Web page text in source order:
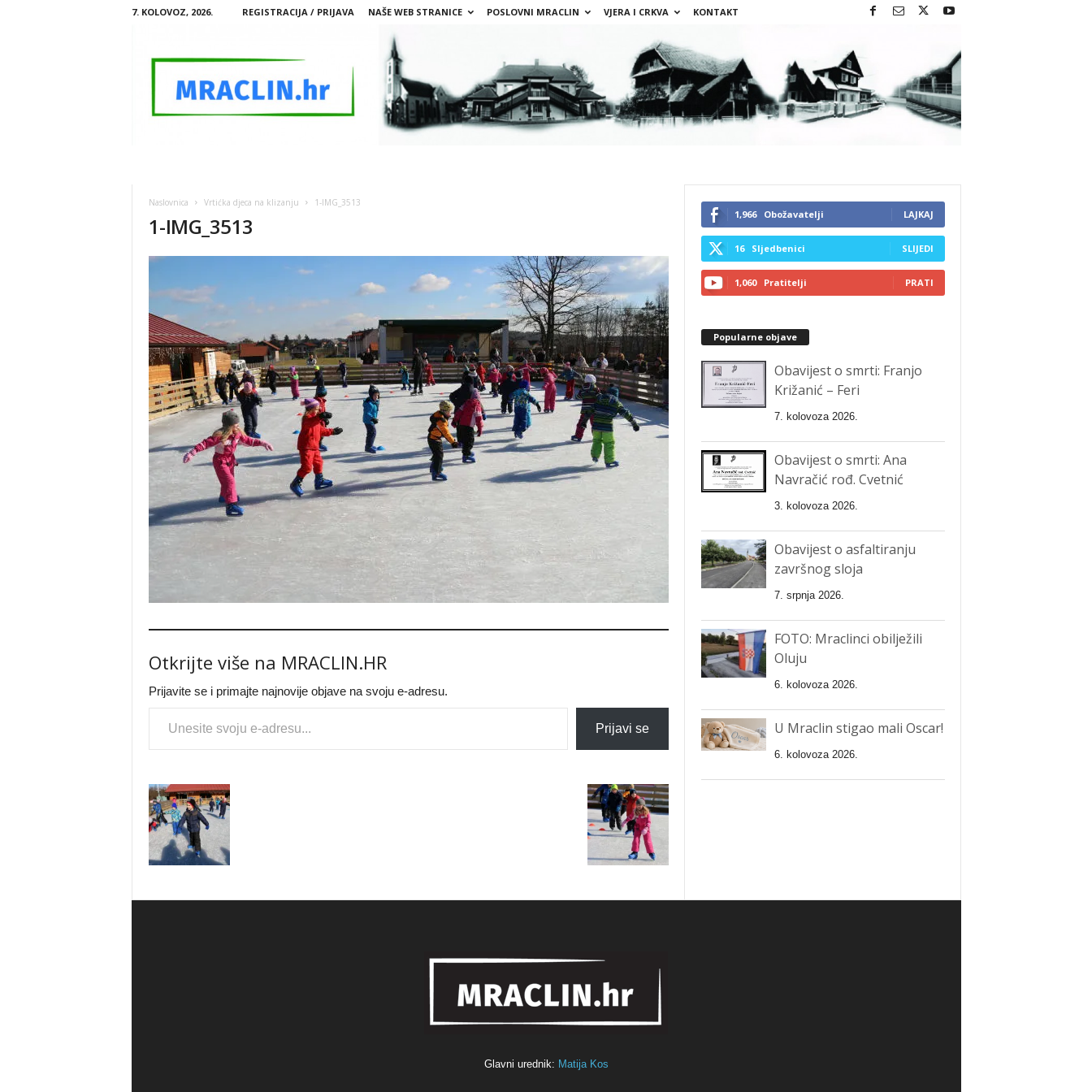
7. KOLOVOZ, 2026. REGISTRACIJA / PRIJAVA NAŠE WEB STRANICE POSLOVNI MRACLIN VJERA I CRKVA KONTAKT
A
Naslovnica Vrtićka djeca na klizanju 1-IMG_3513
1-IMG_3513
Otkrijte više na MRACLIN.HR
Prijavite se i primajte najnovije objave na svoju e-adresu.
Type your email…
Prijavi se
1,966 Obožavatelji LAJKAJ
16 Sljedbenici SLIJEDI
1,060 Pratitelji PRATI
Popularne objave
Obavijest o smrti: Franjo
Križanić – Feri
7. kolovoza 2026.
Obavijest o smrti: Ana
Navračić rođ. Cvetnić
3. kolovoza 2026.
Obavijest o asfaltiranju
završnog sloja
7. srpnja 2026.
FOTO: Mraclinci obilježili
Oluju
6. kolovoza 2026.
U Mraclin stigao mali Oscar!
6. kolovoza 2026.
Glavni urednik: Matija Kos